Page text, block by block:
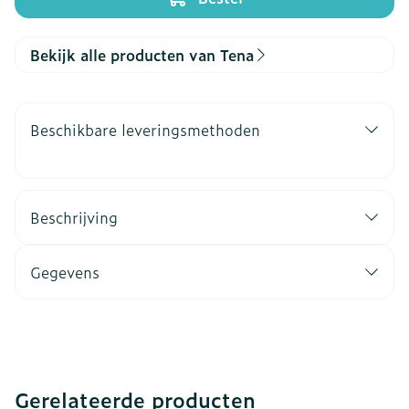
Bekijk alle producten van Tena
Beschikbare leveringsmethoden
Beschrijving
Gegevens
Gerelateerde producten